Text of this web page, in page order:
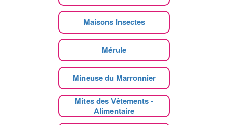
Maisons Insectes
Mérule
Mineuse du Marronnier
Mites des Vêtements -
Alimentaire